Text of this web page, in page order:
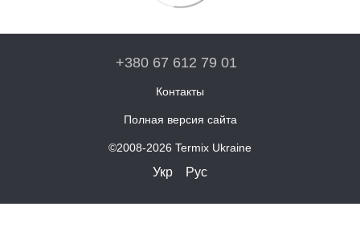
+380 67 612 79 01
Контакты
Полная версия сайта
©2008-2026 Termix Ukraine
Укр Рус